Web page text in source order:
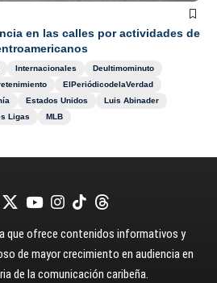
en las calles por actividades de
Internacionales
Deultimominuto
ElPeriódicodelaVerdad
Estados Unidos
Luis Abinader
Ligas MLB
que ofrece contenidos informativos y
de mayor crecimiento en audiencia en
de la comunicación caribeña.